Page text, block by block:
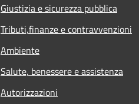
Giustizia e sicurezza pubblica
Tributi,finanze e contravvenzioni
Ambiente
Salute, benessere e assistenza
Autorizzazioni